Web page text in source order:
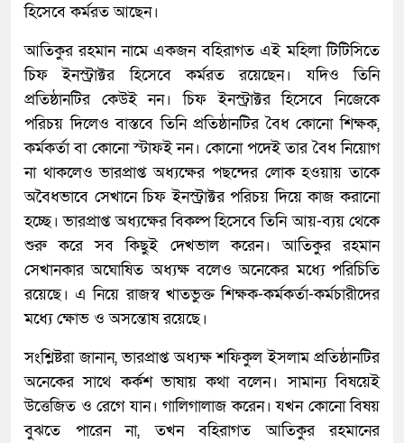
হিসেবে কর্মরত আছেন।
আতিকুর রহমান নামে একজন বহিরাগত এই মহিলা টিটিসিতে
চিফ ইনস্ট্রাক্টর হিসেবে কর্মরত রয়েছেন। যদিও তিনি
প্রতিষ্ঠানটির কেউই নন। চিফ ইনস্ট্রাক্টর হিসেবে নিজেকে
পরিচয় দিলেও বাস্তবে তিনি প্রতিষ্ঠানটির বৈধ কোনো শিক্ষক,
কর্মকর্তা বা কোনো স্টাফই নন। কোনো পদেই তার বৈধ নিয়োগ
না থাকলেও ভারপ্রাপ্ত অধ্যক্ষের পছন্দের লোক হওয়ায় তাকে
অবৈধভাবে সেখানে চিফ ইনস্ট্রাক্টর পরিচয় দিয়ে কাজ করানো
হচ্ছে। ভারপ্রাপ্ত অধ্যক্ষের বিকল্প হিসেবে তিনি আয়-ব্যয় থেকে
শুরু করে সব কিছুই দেখভাল করেন। আতিকুর রহমান
সেখানকার অঘোষিত অধ্যক্ষ বলেও অনেকের মধ্যে পরিচিতি
রয়েছে। এ নিয়ে রাজস্ব খাতভুক্ত শিক্ষক-কর্মকর্তা-কর্মচারীদের
মধ্যে ক্ষোভ ও অসন্তোষ রয়েছে।
সংশ্লিষ্টরা জানান, ভারপ্রাপ্ত অধ্যক্ষ শফিকুল ইসলাম প্রতিষ্ঠানটির
অনেকের সাথে কর্কশ ভাষায় কথা বলেন। সামান্য বিষয়েই
উত্তেজিত ও রেগে যান। গালিগালাজ করেন। যখন কোনো বিষয়
বুঝতে পারেন না, তখন বহিরাগত আতিকুর রহমানের